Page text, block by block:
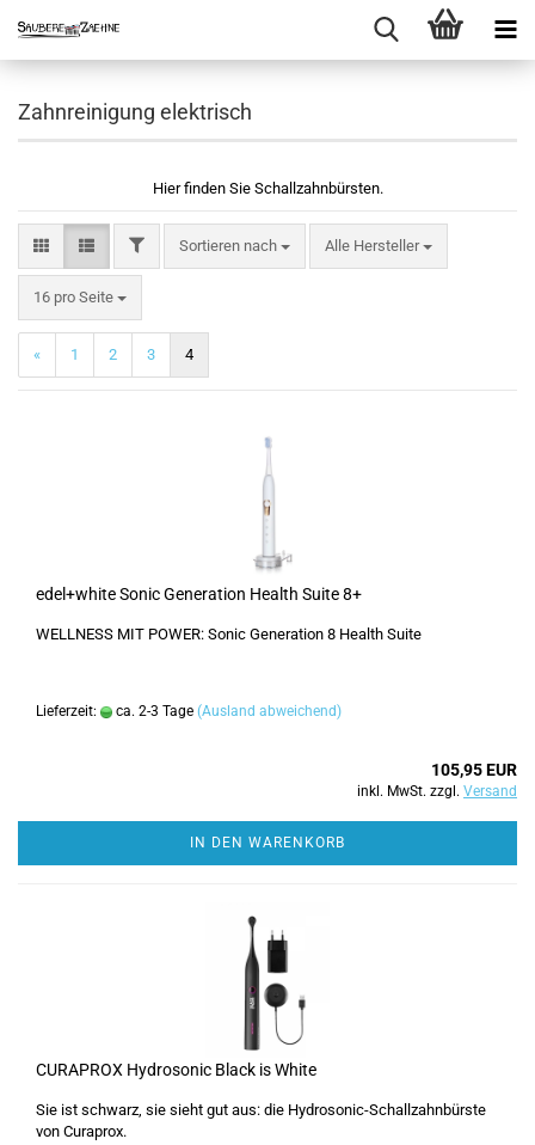
Zahnreinigung elektrisch
Hier finden Sie Schallzahnbürsten.
FILTERSortieren nach
Sortieren nach Alle Hersteller
16 pro Seite
pro Seite
« 1 2 3 4
edel+white Sonic Generation Health Suite 8+
WELLNESS MIT POWER: Sonic Generation 8 Health Suite
Lieferzeit: ca. 2-3 Tage (Ausland abweichend)
105,95 EUR
inkl. MwSt. zzgl. Versand
IN DEN WARENKORB
CURAPROX Hydrosonic Black is White
Sie ist schwarz, sie sieht gut aus: die Hydrosonic-Schallzahnbürste
von Curaprox.